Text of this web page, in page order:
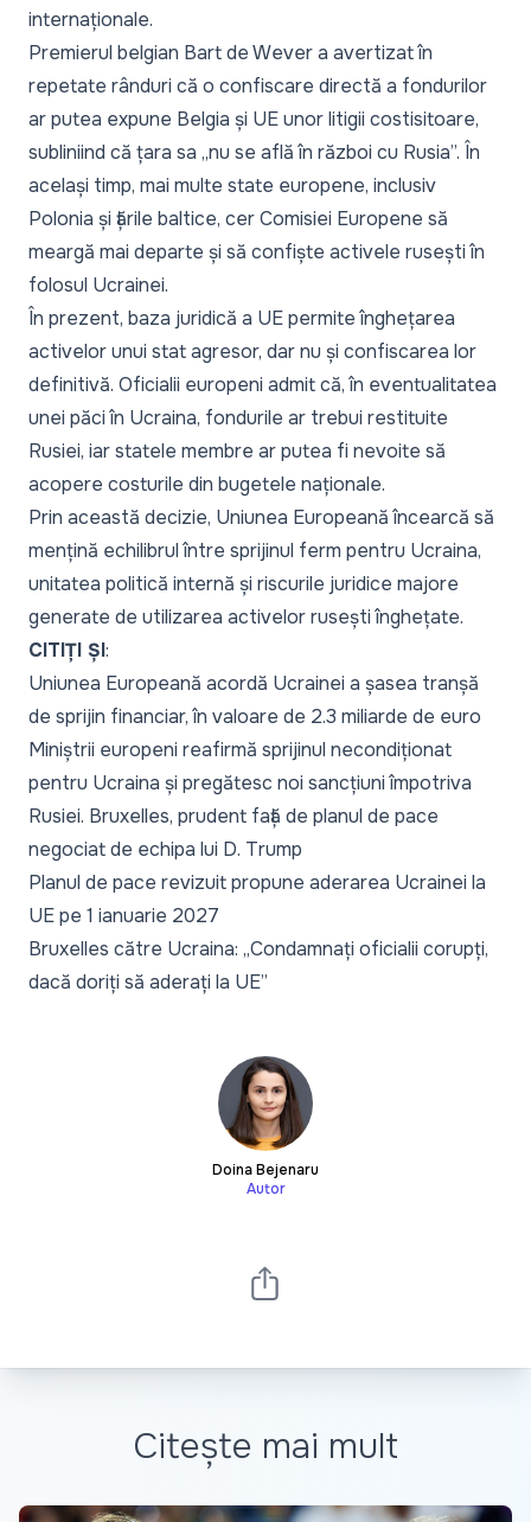
internaționale.
Premierul belgian Bart de Wever a avertizat în
repetate rânduri că o confiscare directă a fondurilor
ar putea expune Belgia și UE unor litigii costisitoare,
subliniind că țara sa „nu se află în război cu Rusia”. În
același timp, mai multe state europene, inclusiv
Polonia și țările baltice, cer Comisiei Europene să
meargă mai departe și să confiște activele rusești în
folosul Ucrainei.
În prezent, baza juridică a UE permite înghețarea
activelor unui stat agresor, dar nu și confiscarea lor
definitivă. Oficialii europeni admit că, în eventualitatea
unei păci în Ucraina, fondurile ar trebui restituite
Rusiei, iar statele membre ar putea fi nevoite să
acopere costurile din bugetele naționale.
Prin această decizie, Uniunea Europeană încearcă să
mențină echilibrul între sprijinul ferm pentru Ucraina,
unitatea politică internă și riscurile juridice majore
generate de utilizarea activelor rusești înghețate.
CITIȚI ȘI:
Uniunea Europeană acordă Ucrainei a șasea tranșă
de sprijin financiar, în valoare de 2.3 miliarde de euro
Miniștrii europeni reafirmă sprijinul necondiționat
pentru Ucraina și pregătesc noi sancțiuni împotriva
Rusiei. Bruxelles, prudent față de planul de pace
negociat de echipa lui D. Trump
Planul de pace revizuit propune aderarea Ucrainei la
UE pe 1 ianuarie 2027
Bruxelles către Ucraina: „Condamnați oficialii corupți,
dacă doriți să aderați la UE”
Doina Bejenaru
Autor
Citește mai mult